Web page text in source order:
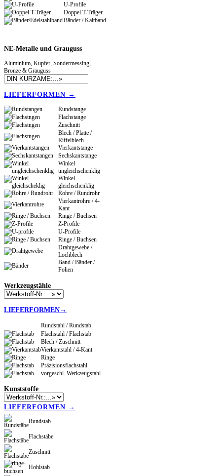
U-Profile
Doppel T-Träger
Bänder / Kaltband
NE-Metalle und Grauguss
Aluminium, Kupfer, Sondermessing,
Bronze & Grauguss
LIEFERFORMEN →
Rundstange
Flachstange
Zuschnitt
Blech / Platte /
Riffelblech
Vierkantstange
Sechskantstange
Winkel
ungleichschenklig
Winkel
gleichschenklig
Rohre / Rundrohr
Vierkantrohre / 4-
Kant
Ringe / Buchsen
Z-Profile
U-Profile
Ringe / Buchsen
Drahtgewebe /
Lochblech
Band / Bänder /
Folien
Werkzeugstähle
LIEFERFORMEN→
Rundstahl / Rundstab
Flachstahl / Flachstab
Blech / Zuschnitt
Vierkantstahl / 4-Kant
Ringe
Präzisionsflachstahl
vorgeschl. Werkzeugstahl
Kunststoffe
LIEFERFORMEN →
Rundstab
Flachstäbe
Zuschnitt
Hohlstab